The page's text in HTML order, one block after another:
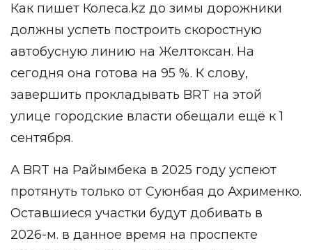
Как пишет Колеса.kz до зимы дорожники
должны успеть построить скоростную
автобусную линию на Желтоксан. На
сегодня она готова на 95 %. К слову,
завершить прокладывать BRT на этой
улице городские власти обещали ещё к 1
сентября.
А BRT на Райымбека в 2025 году успеют
протянуть только от Суюнбая до Ахрименко.
Оставшиеся участки будут добивать в
2026-м. в данное время на проспекте